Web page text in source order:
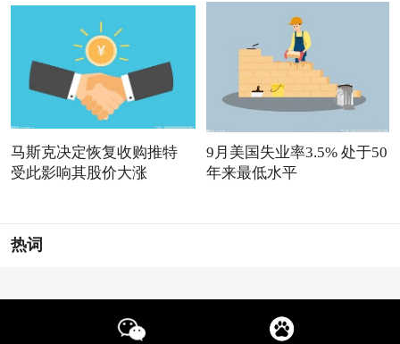
马斯克决定恢复收购推特
受此影响其股价大涨
9月美国失业率3.5% 处于50
年来最低水平
热词